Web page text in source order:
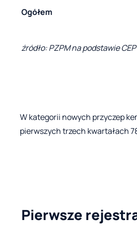
Ogółem
źródło: PZPM na podstawie CEP
W kategorii nowych przyczep
pierwszych trzech kwartałach
Pierwsze